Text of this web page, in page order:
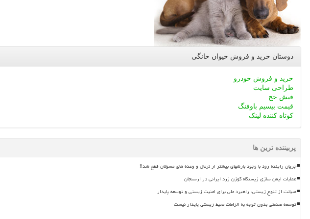
دوستان خرید و فروش حیوان خانگی
خرید و فروش خودرو
طراحی سایت
فیش حج
قیمت بیسیم باوفنگ
کوتاه کننده لینک
پربیننده ترین ها
جریان زاینده رود با وجود بارشهای بیشتر از نرمال و وعده های مسؤلان قطع شد!!
عملیات ایمن سازی زیستگاه گوزن زرد ایرانی در ارسنجان
صیانت از تنوع زیستی، راهبرد ملی برای امنیت زیستی و توسعه پایدار
توسعه صنعتی بدون توجه به الزامات محیط زیستی پایدار نیست